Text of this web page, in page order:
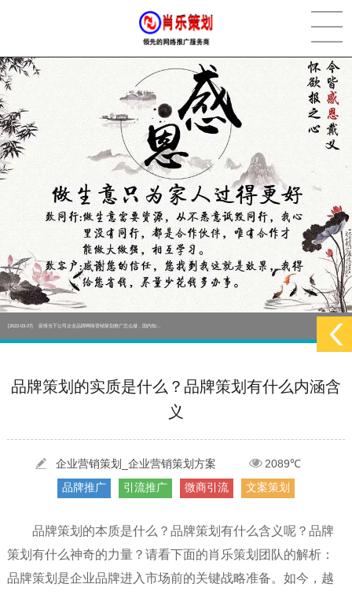
[2022-05-29] 实体门店如何做网络推广吸引客户，实体店网络营销技巧... 更多 >
[2022-05-04] 污水处理设备厂家产品如何做网络推广（污水处理项目网... 更多 >
[2022-03-27] 疫情当下公司企业品牌网络营销策划推广怎么做，国内知... 更多 >
[2022-05-29] 实体门店如何做网络推广吸引客户，实体店网络营销技巧... 更多 >
品牌策划的实质是什么？品牌策划有什么内涵含
义
企业营销策划_企业营销策划方案
2089℃
品牌推广
引流推广 微商引流 文案策划
品牌策划的本质是什么？品牌策划有什么含义呢？品牌
策划有什么神奇的力量？请看下面的肖乐策划团队的解析：
品牌策划是企业品牌进入市场前的关键战略准备。如今，越